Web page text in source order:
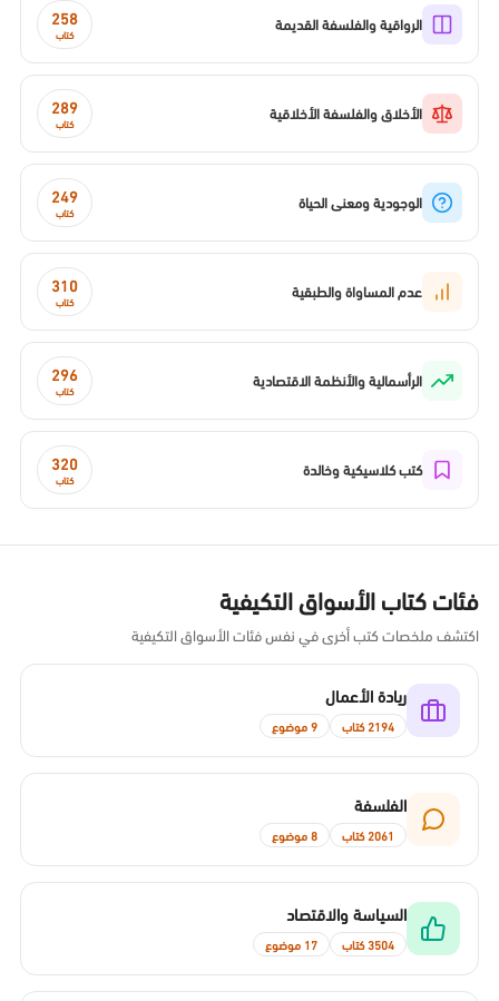
الرواقية والفلسفة القديمة 258
كتاب
الأخلاق والفلسفة الأخلاقية 289
كتاب
الوجودية ومعنى الحياة 249
كتاب
عدم المساواة والطبقية 310
كتاب
الرأسمالية والأنظمة الاقتصادية 296
كتاب
كتب كلاسيكية وخالدة 320
كتاب
فئات كتاب الأسواق التكيفية
اكتشف ملخصات كتب أخرى في نفس فئات الأسواق التكيفية
ريادة الأعمال
2194 كتاب 9 موضوع
الفلسفة
2061 كتاب 8 موضوع
السياسة والاقتصاد
3504 كتاب 17 موضوع